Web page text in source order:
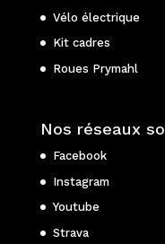
Vélo électrique
Kit cadres
Roues Prymahl
Nos réseaux
Facebook
Instagram
Youtube
Strava